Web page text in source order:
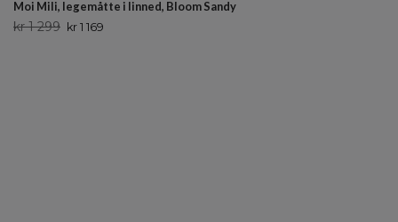
Moi Mili, legemåtte i linned, Bloom Sandy
kr 1 299 kr 1 169